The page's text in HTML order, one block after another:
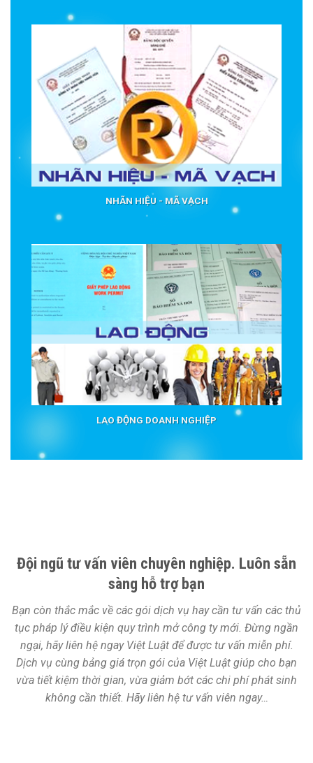
NHÃN HIỆU - MÃ VẠCH
LAO ĐỘNG DOANH NGHIỆP
Đội ngũ tư vấn viên chuyên nghiệp. Luôn sẵn
sàng hỗ trợ bạn
Bạn còn thắc mắc về các gói dịch vụ hay cần tư vấn các thủ
tục pháp lý điều kiện quy trình mở công ty mới. Đừng ngần
ngại, hãy liên hệ ngay Việt Luật để được tư vấn miễn phí.
Dịch vụ cùng bảng giá trọn gói của Việt Luật giúp cho bạn
vừa tiết kiệm thời gian, vừa giảm bớt các chi phí phát sinh
không cần thiết. Hãy liên hệ tư vấn viên ngay…